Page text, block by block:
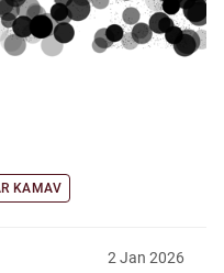
KAMAV
2Jan 2026